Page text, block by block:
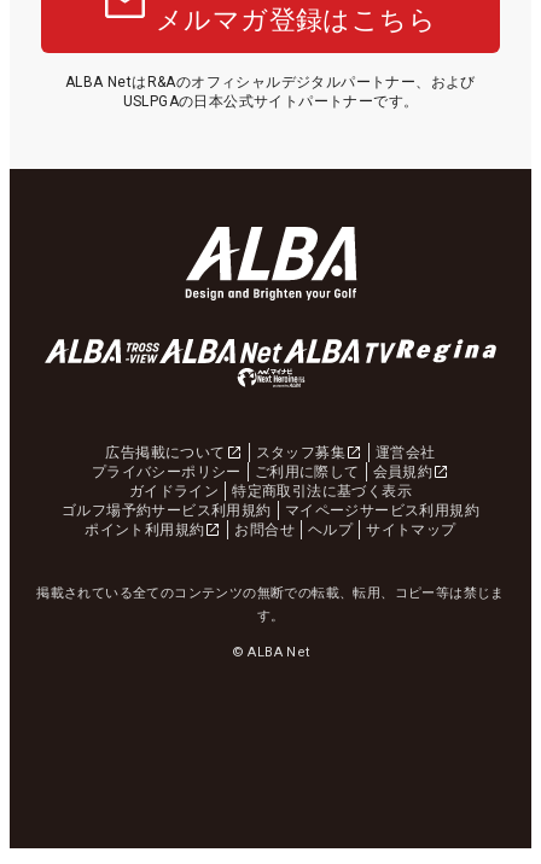
メルマガ登録はこちら
ALBA NetはR&Aのオフィシャルデジタルパートナー、および
USLPGAの日本公式サイトパートナーです。
広告掲載について スタッフ募集
運営会社
プライバシーポリシー
ご利用に際して
会員規約
ガイドライン
特定商取引法に基づく表示
ゴルフ場予約サービス利用規約
マイページサービス利用規約
ポイント利用規約
お問合せ ヘルプ サイトマップ
掲載されている全てのコンテンツの無断での転載、転用、コピー等は禁じま
す。
© ALBA Net